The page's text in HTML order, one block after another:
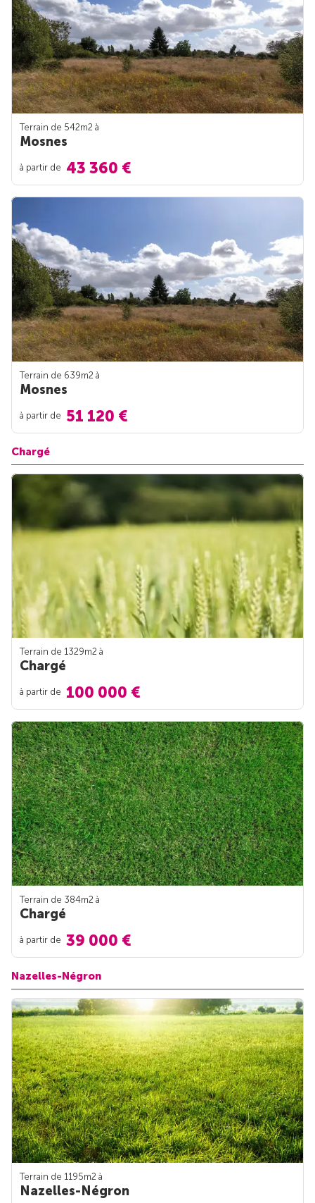
Terrain de 542m2 à
Mosnes
à partir de 43 360 €
Terrain de 639m2 à
Mosnes
à partir de 51 120 €
Chargé
Terrain de 1329m2 à
Chargé
à partir de 100 000 €
Terrain de 384m2 à
Chargé
à partir de 39 000 €
Nazelles-Négron
Terrain de 1195m2 à
Nazelles-Négron